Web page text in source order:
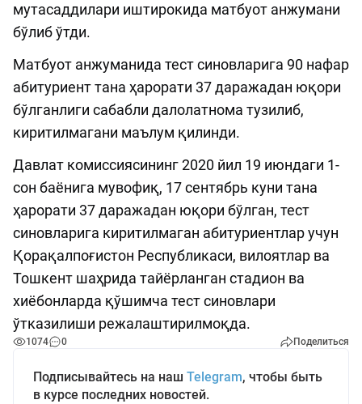
мутасаддилари иштирокида матбуот анжумани
бўлиб ўтди.
Матбуот анжуманида тест синовларига 90 нафар
абитуриент тана ҳарорати 37 даражадан юқори
бўлганлиги сабабли далолатнома тузилиб,
киритилмагани маълум қилинди.
Давлат комиссиясининг 2020 йил 19 июндаги 1-
сон баёнига мувофиқ, 17 сентябрь куни тана
ҳарорати 37 даражадан юқори бўлган, тест
синовларига киритилмаган абитуриентлар учун
Қорақалпоғистон Республикаси, вилоятлар ва
Тошкент шаҳрида тайёрланган стадион ва
хиёбонларда қўшимча тест синовлари
ўтказилиши режалаштирилмоқда.
1074 0 Поделиться
Подписывайтесь на наш Telegram, чтобы быть
в курсе последних новостей.